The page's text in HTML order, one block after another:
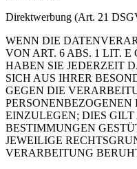
Direktwerbung (Art. 21
WENN DIE
VON ART. 6 ABS. 1 LIT. E
HABEN SIE JEDERZEIT
SICH AUS IHRER
GEGEN DIE
PERSONENBEZOGENEN
EINZULEGEN; DIES
BESTIMMUNGEN
JEWEILIGE
VERARBEITUNG